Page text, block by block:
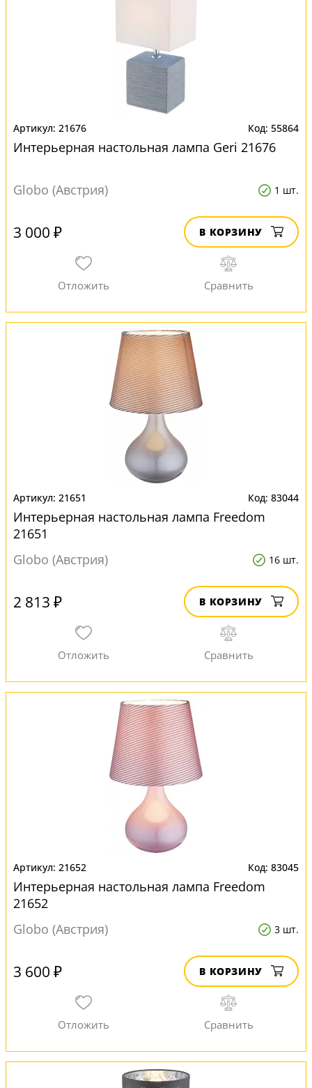
21676 55864
Интерьерная настольная лампа Geri 21676
Globo (Австрия) 1 шт.
3 000 ₽ В КОРЗИНУ
21651 83044
Интерьерная настольная лампа Freedom
21651
Globo (Австрия)
16 шт.
2 813 ₽ В КОРЗИНУ
21652 83045
Интерьерная настольная лампа Freedom
21652
Globo (Австрия)
3 шт.
3 600 ₽ В КОРЗИНУ